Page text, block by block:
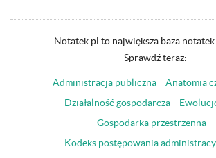
Notatek.pl to największa baza notatek
Sprawdź teraz:
Administracja publiczna
Anatomia
Działalność gospodarcza
Gospodarka przestrzenna
Kodeks postępowania